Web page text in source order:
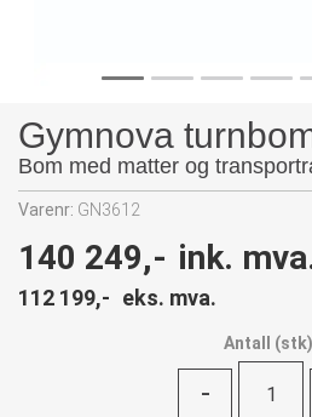
Gymnova
Bom med matter og
Varenr: GN3612
140 249,- ink.
112 199,- eks. mva.
Antall (
-